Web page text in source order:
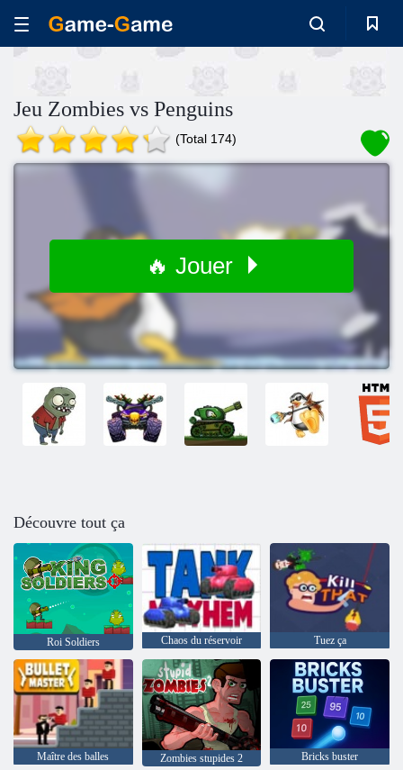
Jeu Zombies vs Penguins
(Total 174)
🔥 Jouer
Découvre tout ça
Roi Soldiers Chaos du réservoir Tuez ça
Maître des balles Zombies stupides 2 Bricks buster